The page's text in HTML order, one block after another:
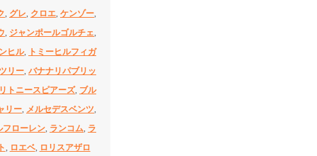
, グレ, クロエ, ケンゾー,
, ジャンポールゴルチェ,
ヒル,
トミーヒルフィガ
リー, バナナリパブリッ
トニースピアーズ, ブル
リー, メルセデスベンツ,
フローレン, ランコム, ラ
, ロエベ, ロリスアザロ